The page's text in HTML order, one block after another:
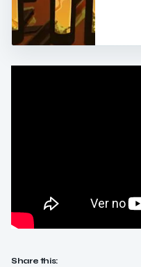
Share this: